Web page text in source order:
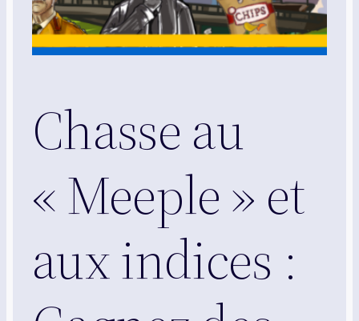
Chasse au
« Meeple » et
aux indices :